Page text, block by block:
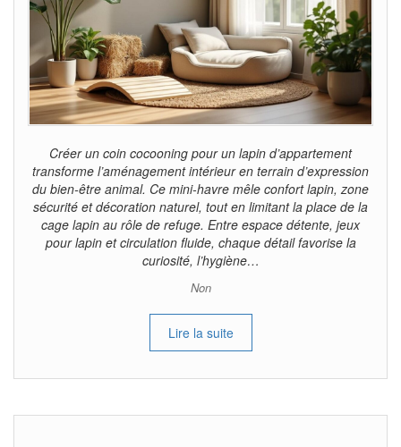
Créer un coin cocooning pour un lapin d’appartement
transforme l’aménagement intérieur en terrain d’expression
du bien-être animal. Ce mini-havre mêle confort lapin, zone
sécurité et décoration naturel, tout en limitant la place de la
cage lapin au rôle de refuge. Entre espace détente, jeux
pour lapin et circulation fluide, chaque détail favorise la
curiosité, l’hygiène…
Non
Lire la suite